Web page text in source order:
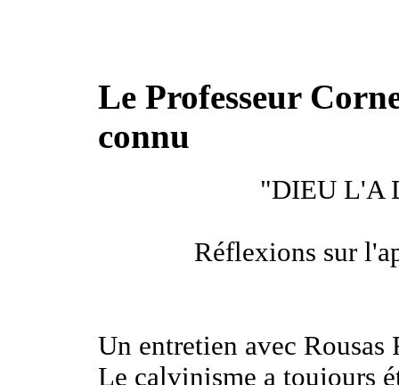
Le Professeur
connu
"DIEU L'A
Réflexions sur
Un entretien avec
Le calvinisme a toujours